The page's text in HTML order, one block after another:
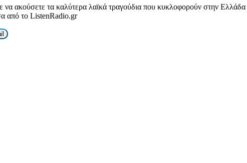
ακούσετε τα καλύτερα λαϊκά τραγούδια που κυκλοφορούν στην
από το ListenRadio.gr